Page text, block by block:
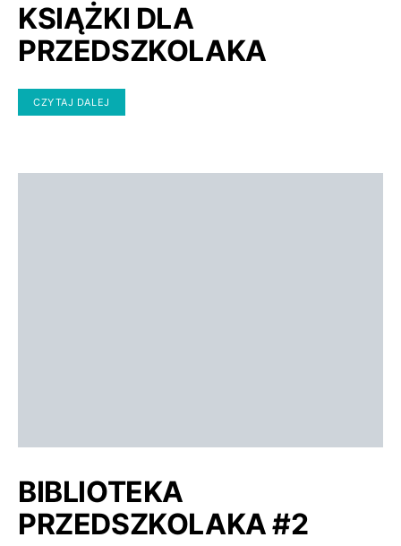
KSIĄŻKI DLA
PRZEDSZKOLAKA
CZYTAJ DALEJ
BIBLIOTEKA
PRZEDSZKOLAKA #2